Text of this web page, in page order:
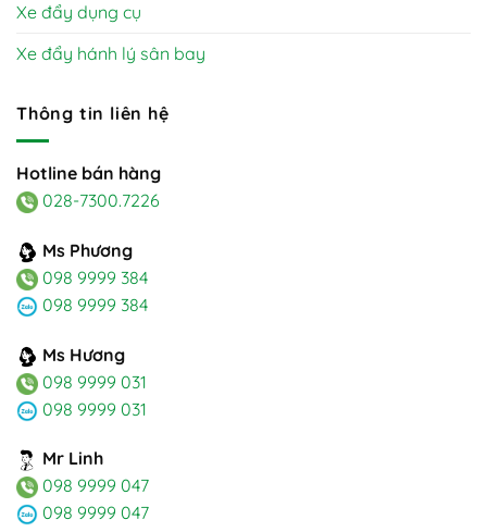
Xe đẩy dụng cụ
Xe đẩy hánh lý sân bay
Thông tin liên hệ
Hotline bán hàng
028-7300.7226
Ms Phương
098 9999 384
098 9999 384
Ms Hương
098 9999 031
098 9999 031
Mr Linh
098 9999 047
098 9999 047